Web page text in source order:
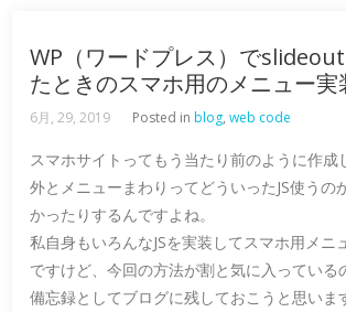
WP（ワードプレス）で
たときのスマホ用のメニュー
6月, 29, 2019 Posted inblog,web code
スマホサイトってもう当たり前のように作成
外とメニューまわりってどういったJS使うの
かったりするんですよね。
私自身もいろんなJSを実装してスマホ用メニ
ですけど、今回の方法が割と気に入っている
備忘録としてブログに残しておこうと思いま